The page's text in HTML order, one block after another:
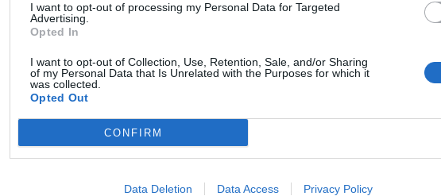
I want to opt-out of processing my Personal Data for Targeted
Advertising.
Opted In
I want to opt-out of Collection, Use, Retention, Sale, and/or Sharing
of my Personal Data that Is Unrelated with the Purposes for which it
was collected.
Opted Out
CONFIRM
Data Deletion Data Access Privacy Policy
Tomasz Knapik, CC BY-SA 2.0, https://commons.wikimedia.org/w/index.php?
curid=76547603
Dziś w stolicy odbędzie się pogrzeb Tomasza Knapika, który od lat był jednym z
najbardziej rozpoznawalnych głosów lektorskich. Uroczystości pogrzebowe